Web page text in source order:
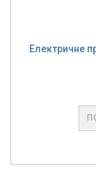
Електричне